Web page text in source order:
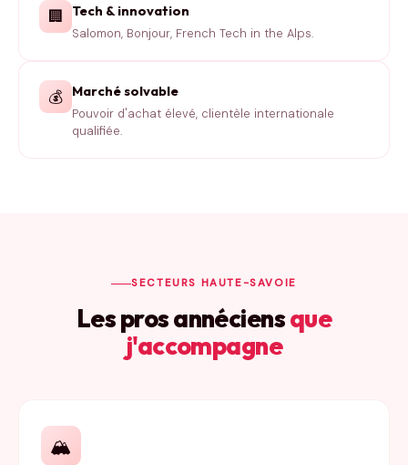
🏢 Tech & innovation
Salomon, Bonjour, French Tech in the Alps.
💰 Marché solvable
Pouvoir d'achat élevé, clientèle internationale
qualifiée.
SECTEURS HAUTE-SAVOIE
Les pros annéciensque
j'accompagne
🏔️